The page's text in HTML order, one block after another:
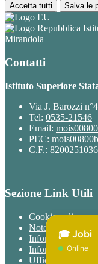
Accetta tutti Salva le
Mirandola
Contatti
Istituto Superiore
Via J. Barozzi
Tel: 0535-21546
Email:
PEC:
C.F.:
Sezione Link Utili
Cookie policy
Note legali
Informativa
Informativa
Ufficio Relazioni